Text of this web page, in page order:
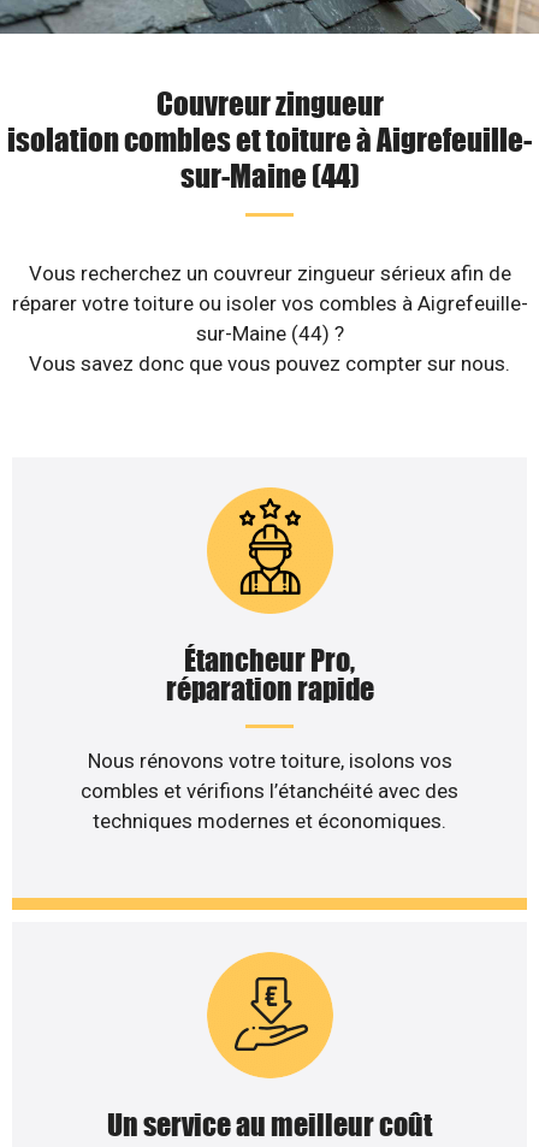
Couvreur zingueur
isolation combles et toiture à Aigrefeuille-
sur-Maine (44)
Vous recherchez un couvreur zingueur sérieux afin de
réparer votre toiture ou isoler vos combles à Aigrefeuille-
sur-Maine (44) ?
Vous savez donc que vous pouvez compter sur nous.
Étancheur Pro,
réparation rapide
Nous rénovons votre toiture, isolons vos
combles et vérifions l’étanchéité avec des
techniques modernes et économiques.
Un service au meilleur coût